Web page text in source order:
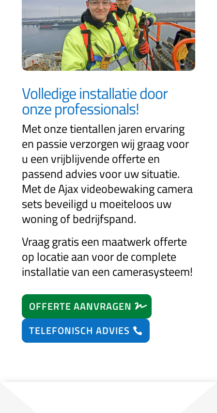
Volledige installatie door
onze professionals!
Met onze tientallen jaren ervaring
en passie verzorgen wij graag voor
u een vrijblijvende offerte en
passend advies voor uw situatie.
Met de Ajax videobewaking camera
sets beveiligd u moeiteloos uw
woning of bedrijfspand.
Vraag gratis een maatwerk offerte
op locatie aan voor de complete
installatie van een camerasysteem!
OFFERTE AANVRAGEN
TELEFONISCH ADVIES